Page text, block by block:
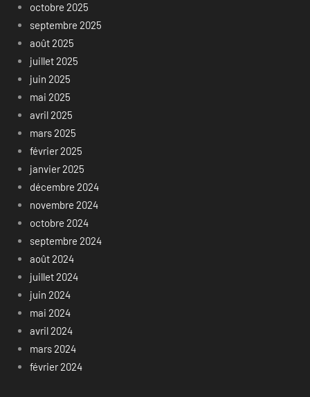
octobre 2025
septembre 2025
août 2025
juillet 2025
juin 2025
mai 2025
avril 2025
mars 2025
février 2025
janvier 2025
décembre 2024
novembre 2024
octobre 2024
septembre 2024
août 2024
juillet 2024
juin 2024
mai 2024
avril 2024
mars 2024
février 2024